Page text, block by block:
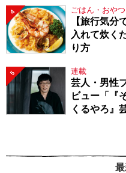
4 ごはん・おやつ
【旅行気分
入れて炊く
り方
5 連載
芸人・男性
ビュー「『
くるやろ』